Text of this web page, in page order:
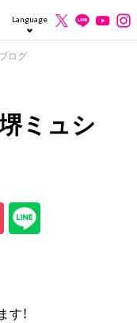
Language
ログ
ミュシ
！